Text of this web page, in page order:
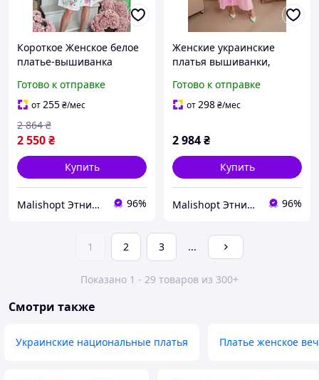
Короткое Женское белое
платье-вышиванка
платье, Белое платье
открыты плечи
Готово к отправке
от255₴/мес
2 550₴
2 864 ₴
Купить
Malishopt Этническая одежда и головные уборы, все для крещения 96%
Женские украинские
платья вышиванки,
Бежево-розовый, Платье
в пол с открытыми
Готово к отправке
от298₴/мес
2 984₴
Купить
Malishopt Этническая одежда и головные уборы, все для крещения 96%
1 2 3 ...
Показано 1 - 29 товаров из 300+
Смотри также
Украинские национальные платья Платье женское